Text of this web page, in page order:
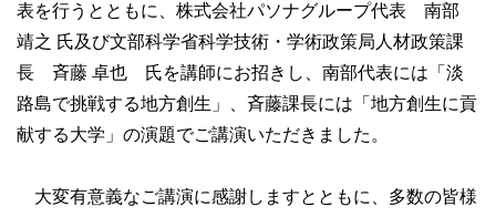
表を行うとともに、株式会社パソナグループ代表 南部
靖之 氏及び文部科学省科学技術・学術政策局人材政策課
長 斉藤 卓也 氏を講師にお招きし、南部代表には「淡
路島で挑戦する地方創生」、斉藤課長には「地方創生に貢
献する大学」の演題でご講演いただきました。
大変有意義なご講演に感謝しますとともに、多数の皆様